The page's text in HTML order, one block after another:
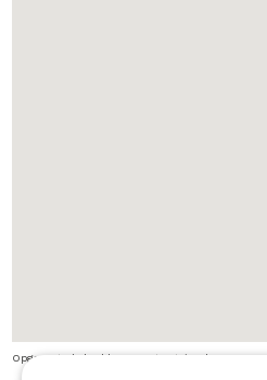
Opgepast: de beelden van streetview kunnen